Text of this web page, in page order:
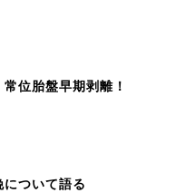
常位胎盤早期剥離！
について語る